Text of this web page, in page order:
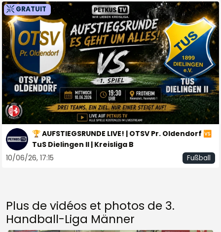
GRATUIT
🏆 AUFSTIEGSRUNDE LIVE! | OTSV Pr. Oldendorf 🆚
TuS Dielingen II | Kreisliga B
10/06/26, 17:15
Fußball
Plus de vidéos et photos de 3.
Handball-Liga Männer